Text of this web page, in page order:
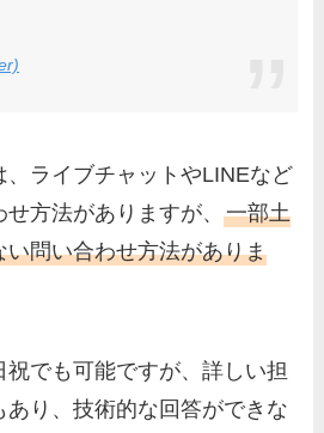
、ライブチャットやLINEなど
せ方法がありますが、一部土
い問い合わせ方法がありま
でも可能ですが、詳しい担
あり、技術的な回答ができな